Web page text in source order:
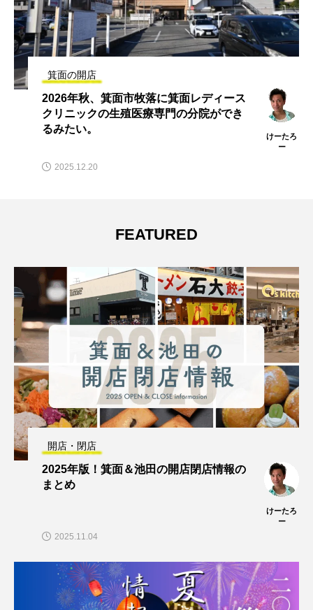
箕面の開店
3/19(木)、みのおキューズモールのフード
コートに銀だこがオープンするみたい。
けーたろ
ー
2026.03.01
FEATURED
開店・閉店
2025年版！箕面＆池田の開店閉店情報の
まとめ
けーたろ
ー
2025.11.04